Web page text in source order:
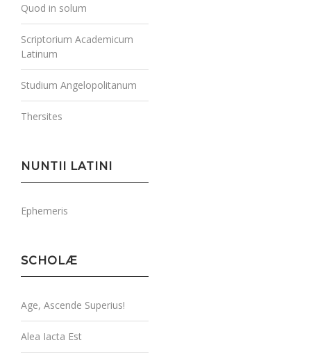
Quod in solum
Scriptorium Academicum
Latinum
Studium Angelopolitanum
Thersites
NUNTII LATINI
Ephemeris
SCHOLÆ
Age, Ascende Superius!
Alea Iacta Est